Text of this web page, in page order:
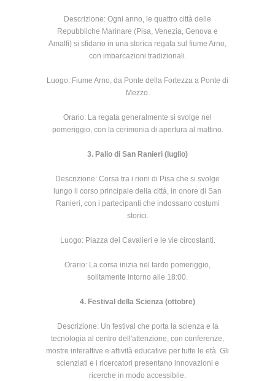
Descrizione: Ogni anno, le quattro città delle
Repubbliche Marinare (Pisa, Venezia, Genova e
Amalfi) si sfidano in una storica regata sul fiume Arno,
con imbarcazioni tradizionali.
Luogo: Fiume Arno, da Ponte della Fortezza a Ponte di
Mezzo.
Orario: La regata generalmente si svolge nel
pomeriggio, con la cerimonia di apertura al mattino.
3. Palio di San Ranieri (luglio)
Descrizione: Corsa tra i rioni di Pisa che si svolge
lungo il corso principale della città, in onore di San
Ranieri, con i partecipanti che indossano costumi
storici.
Luogo: Piazza dei Cavalieri e le vie circostanti.
Orario: La corsa inizia nel tardo pomeriggio,
solitamente intorno alle 18:00.
4. Festival della Scienza (ottobre)
Descrizione: Un festival che porta la scienza e la
tecnologia al centro dell'attenzione, con conferenze,
mostre interattive e attività educative per tutte le età. Gli
scienziati e i ricercatori presentano innovazioni e
ricerche in modo accessibile.